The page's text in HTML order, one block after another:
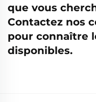
que vous
Contactez nos
pour connaître
disponibles.